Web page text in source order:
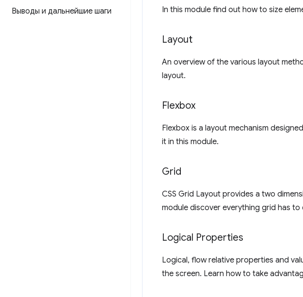
Выводы и дальнейшие шаги In this module find out how to size
Layout
An overview of the various layout
layout.
Flexbox
Flexbox is a layout mechanism
it in this module.
Grid
CSS Grid Layout provides a two
module discover everything grid has to
Logical Properties
Logical, flow relative properties and
the screen. Learn how to take